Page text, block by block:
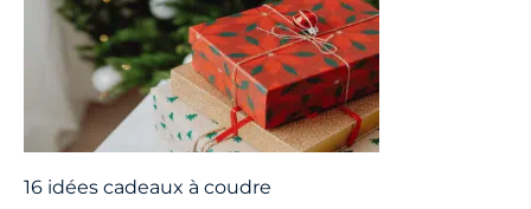
16 idées cadeaux à coudre